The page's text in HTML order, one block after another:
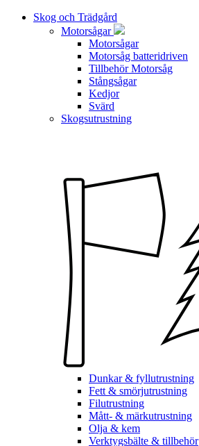
Skog och Trädgård
Motorsågar
Motorsågar
Motorsåg batteridriven
Tillbehör Motorsåg
Stångsågar
Kedjor
Svärd
Skogsutrustning
Dunkar & fyllutrustning
Fett & smörjutrustning
Filutrustning
Mått- & märkutrustning
Olja & kem
Verktygsbälte & tillbehör